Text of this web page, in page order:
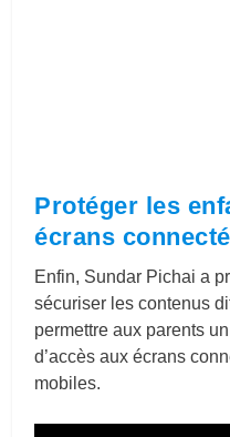
Protéger les
écrans
Enfin, Sundar Pichai a
sécuriser les contenus
permettre aux parents
d’accès aux écrans
mobiles.